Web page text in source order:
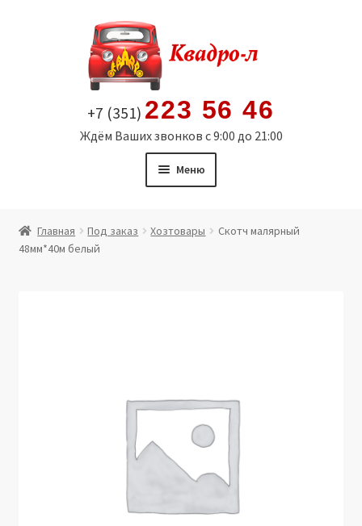
содержимому
+7 (351) 223 56 46
Ждём Ваших звонков с 9:00 до 21:00
Меню
Витрина
Юридические данные
Главная Под заказ Хозтовары
Скотч малярный
48мм*40м белый